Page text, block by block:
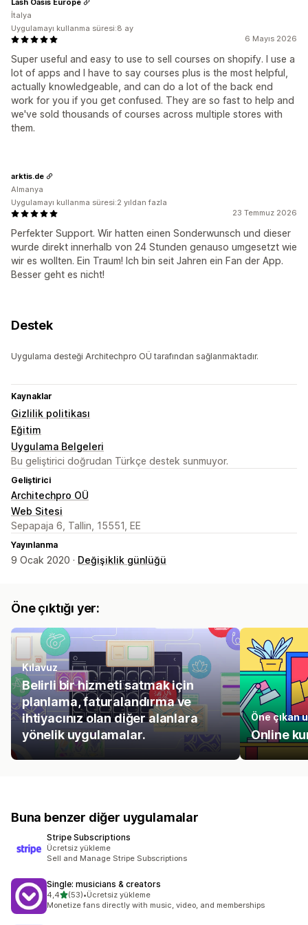
6 Mayıs 2026
Super useful and easy to use to sell courses on shopify. I use a
lot of apps and I have to say courses plus is the most helpful,
actually knowledgeable, and can do a lot of the back end
work for you if you get confused. They are so fast to help and
we've sold thousands of courses across multiple stores with
them.
Lash Oasis Europe
İtalya
Uygulamayı kullanma süresi:8 ay
23 Temmuz 2026
Perfekter Support. Wir hatten einen Sonderwunsch und dieser
wurde direkt innerhalb von 24 Stunden genauso umgesetzt wie
wir es wollten. Ein Traum! Ich bin seit Jahren ein Fan der App.
Besser geht es nicht!
arktis.de
Almanya
Uygulamayı kullanma süresi:2 yıldan fazla
Destek
Uygulama desteği Architechpro OÜ tarafından sağlanmaktadır.
Kaynaklar
Gizlilik politikası
Eğitim
Uygulama Belgeleri
Bu geliştirici doğrudan Türkçe destek sunmuyor.
Geliştirici
Architechpro OÜ
Web Sitesi
Sepapaja 6, Tallin, 15551, EE
Yayınlanma
9 Ocak 2020 · Değişiklik günlüğü
Öne çıktığı yer:
Kılavuz
Belirli bir hizmeti satmak için
planlama, faturalandırma ve
ihtiyacınız olan diğer alanlara
yönelik uygulamalar.
Öne çıkan
Online
Buna benzer diğer uygulamalar
Stripe Subscriptions
Ücretsiz yükleme
Sell and Manage Stripe Subscriptions
Single: musicians & creators
4,45 yıldız üzerinden
(53)
toplam 53 değerlendirme
•Ücretsiz yükleme
Monetize fans directly with music, video, and memberships